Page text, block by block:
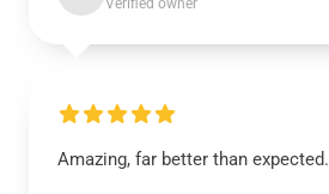
Verified owner
Amazing, far better than expected.